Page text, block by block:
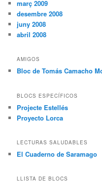
març 2009
desembre 2008
juny 2008
abril 2008
AMIGOS
Bloc de Tomás Camacho
BLOCS ESPECÍFICOS
Projecte Estellés
Proyecto Lorca
LECTURAS SALUDABLES
El Cuaderno de Saramago
LLISTA DE BLOCS